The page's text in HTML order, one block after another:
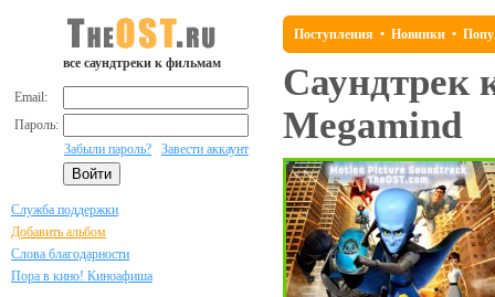
все саундтреки к фильмам
Email:
Пароль:
Забыли пароль?
Завести аккаунт
Служба поддержки
Добавить альбом
Слова благодарности
Пора в кино! Киноафиша
Поступления • Новинки •
Саундтрек
Megamind